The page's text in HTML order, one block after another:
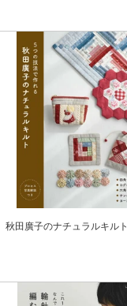
秋田廣子のナチュラルキルト